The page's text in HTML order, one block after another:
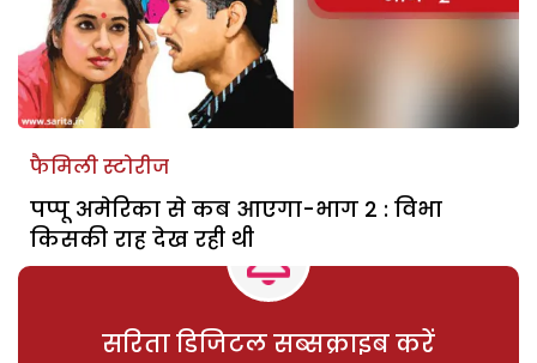
फैमिली स्टोरीज
पप्पू अमेरिका से कब आएगा-भाग 2 : विभा
किसकी राह देख रही थी
सरिता डिजिटल सब्सक्राइब करें